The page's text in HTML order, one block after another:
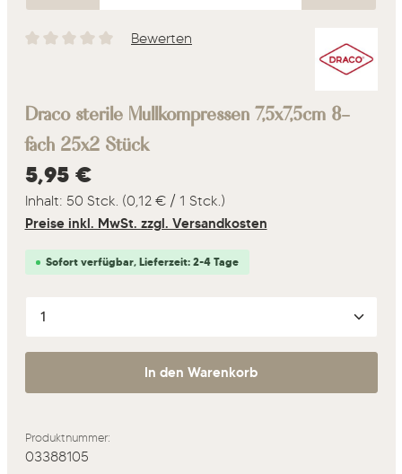
Durchschnittliche Bewertung von 0 von 5 Sternen
Bewerten
Draco sterile Mullkompressen 7,5x7,5cm 8-
fach 25x2 Stück
Regulärer Preis:
5,95 €
Inhalt: 50 Stck. (0,12 € / 1 Stck.)
Preise inkl. MwSt. zzgl. Versandkosten
Sofort verfügbar, Lieferzeit: 2-4 Tage
Produkt Anzahl: Gib den gewünschten Wert ein
In den Warenkorb
Produktnummer:
03388105